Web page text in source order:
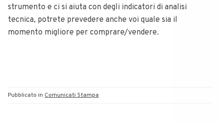
strumento e ci si aiuta con degli indicatori di analisi
tecnica, potrete prevedere anche voi quale sia il
momento migliore per comprare/vendere.
Pubblicato in Comunicati Stampa